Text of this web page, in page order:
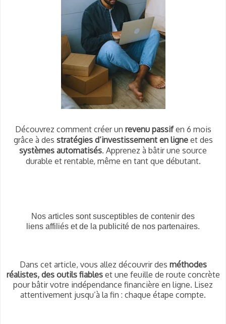
Découvrez comment créer un revenu passifen 6 mois
grâce à des stratégies d’investissement en ligneet des
systèmes automatisés. Apprenez à bâtir une source
durable et rentable, même en tant que débutant.
Nos articles sont susceptibles de contenir des
liens affiliés et de la publicité de nos partenaires.
Dans cet article, vous allez découvrir des méthodes
réalistes, des outils fiableset une feuille de route concrète
pour bâtir votre indépendance financière en ligne. Lisez
attentivement jusqu’à la fin : chaque étape compte.